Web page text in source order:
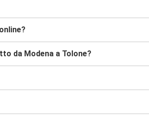
da Modena a Tolone?